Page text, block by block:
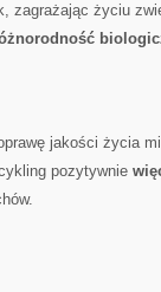
zagrażając życiu‌
jakości ​życia
⁢pozytywnie